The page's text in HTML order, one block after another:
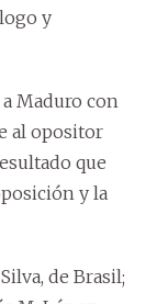
y
Maduro con
al opositor
que
y la
de Brasil;